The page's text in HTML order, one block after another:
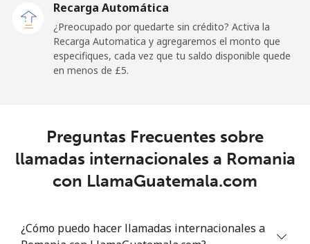
Recarga Automática
¿Preocupado por quedarte sin crédito? Activa la
Recarga Automatica y agregaremos el monto que
especifiques, cada vez que tu saldo disponible quede
en menos de ⁦£5⁩.
Preguntas Frecuentes sobre
llamadas internacionales a Romania
con LlamaGuatemala.com
¿Cómo puedo hacer llamadas internacionales a